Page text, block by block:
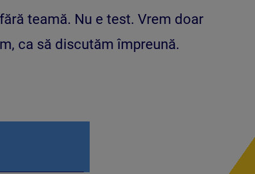
teamă. Nu e test. Vrem doar
ca să discutăm împreună.